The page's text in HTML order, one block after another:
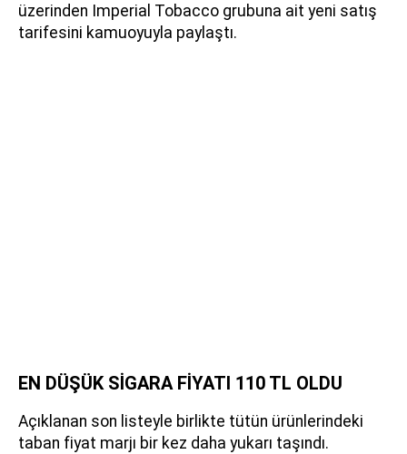
üzerinden Imperial Tobacco grubuna ait yeni satış
tarifesini kamuoyuyla paylaştı.
EN DÜŞÜK SİGARA FİYATI 110 TL OLDU
Açıklanan son listeyle birlikte tütün ürünlerindeki
taban fiyat marjı bir kez daha yukarı taşındı.